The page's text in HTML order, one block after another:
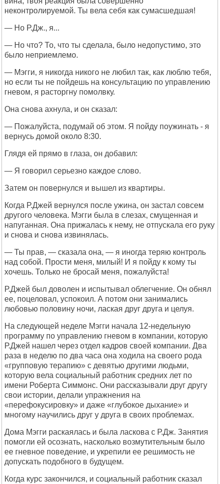
неконтролируемой. Ты вела себя как сумасшедшая!
— Но Р.Дж., я...
— Но что? То, что ты сделала, было недопустимо, это
было неприемлемо.
— Мэгги, я никогда никого не любил так, как люблю тебя,
но если ты не пойдешь на консультацию по управлению
гневом, я расторгну помолвку.
Она снова ахнула, и он сказал:
— Пожалуйста, подумай об этом. Я пойду поужинать - я
вернусь домой около 8:30.
Глядя ей прямо в глаза, он добавил:
— Я говорил серьезно каждое слово.
Затем он повернулся и вышел из квартиры.
Когда Р.Джей вернулся после ужина, он застал совсем
другого человека. Мэгги была в слезах, смущенная и
напуганная. Она прижалась к нему, не отпускала его руку
и снова и снова извинялась.
— Ты прав, — сказала она, — я иногда теряю контроль
над собой. Прости меня, милый! И я пойду к кому ты
хочешь. Только не бросай меня, пожалуйста!
Р.Джей был доволен и испытывал облегчение. Он обнял
ее, поцеловал, успокоил. А потом они занимались
любовью половину ночи, лаская друг друга и целуя.
На следующей неделе Мэгги начала 12-недельную
программу по управлению гневом в компании, которую
Р.Джей нашел через отдел кадров своей компании. Два
раза в неделю по два часа она ходила на своего рода
«групповую терапию» с девятью другими людьми,
которую вела социальный работник средних лет по
имени Роберта Симмонс. Они рассказывали друг другу
свои истории, делали упражнения на
«перефокусировку» и даже «глубокое дыхание» и
многому научились друг у друга в своих проблемах.
Дома Мэгги раскаялась и была ласкова с Р.Дж. Занятия
помогли ей осознать, насколько возмутительным было
ее гневное поведение, и укрепили ее решимость не
допускать подобного в будущем.
Когда курс закончился, и социальный работник сказал